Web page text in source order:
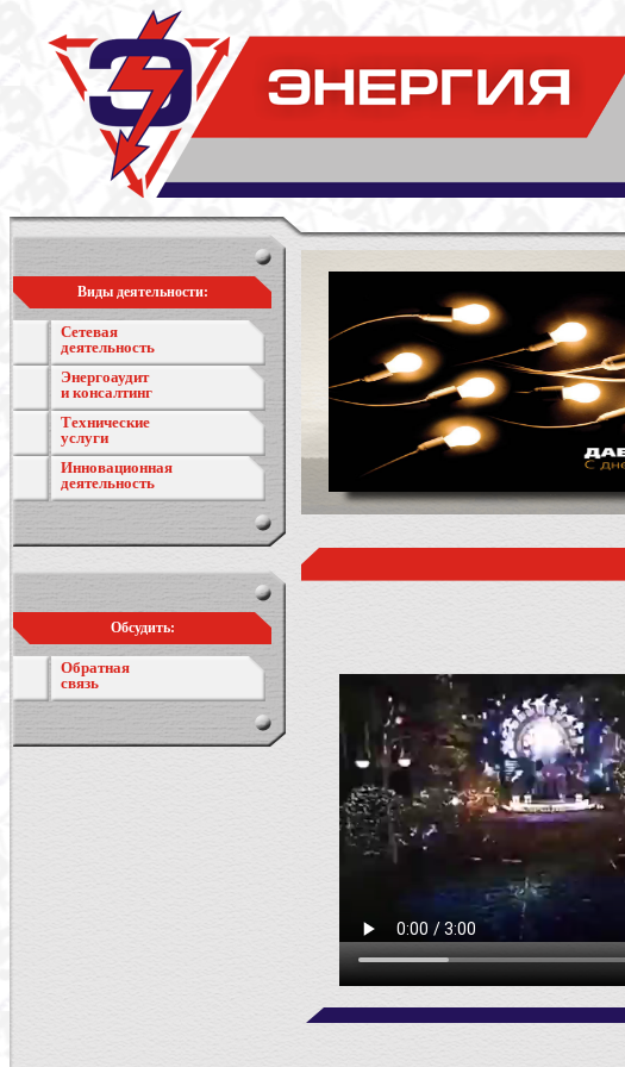
Виды деятельности:
Сетевая
деятельность
Энергоаудит
и консалтинг
Технические
услуги
Инновационная
деятельность
Обсудить:
Обратная
связь